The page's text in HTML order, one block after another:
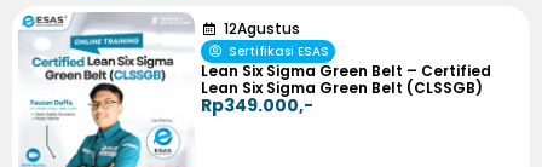
12Agustus
Sertifikasi ESAS
Lean Six Sigma Green Belt – Certified
Lean Six Sigma Green Belt (CLSSGB)
Rp349.000,-